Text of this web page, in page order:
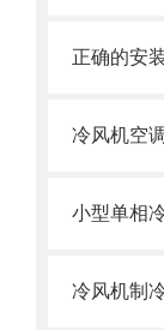
正确的安
冷风机空
小型单相
冷风机制